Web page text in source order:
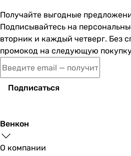
Получайте выгодные
Подписывайтесь на
вторник и каждый четверг. Без
промокод на следующую
Подписаться
Венкон
О компании